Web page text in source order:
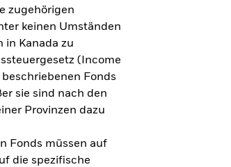
zugehörigen
keinen Umständen
in Kanada zu
(Income
Fonds
sie sind nach den
Provinzen dazu
Fonds müssen auf
die spezifische